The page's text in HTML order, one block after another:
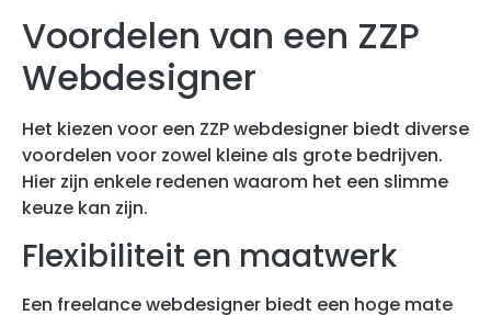
Voordelen van een ZZP
Webdesigner
Het kiezen voor een ZZP webdesigner biedt diverse
voordelen voor zowel kleine als grote bedrijven.
Hier zijn enkele redenen waarom het een slimme
keuze kan zijn.
Flexibiliteit en maatwerk
Een freelance webdesigner biedt een hoge mate